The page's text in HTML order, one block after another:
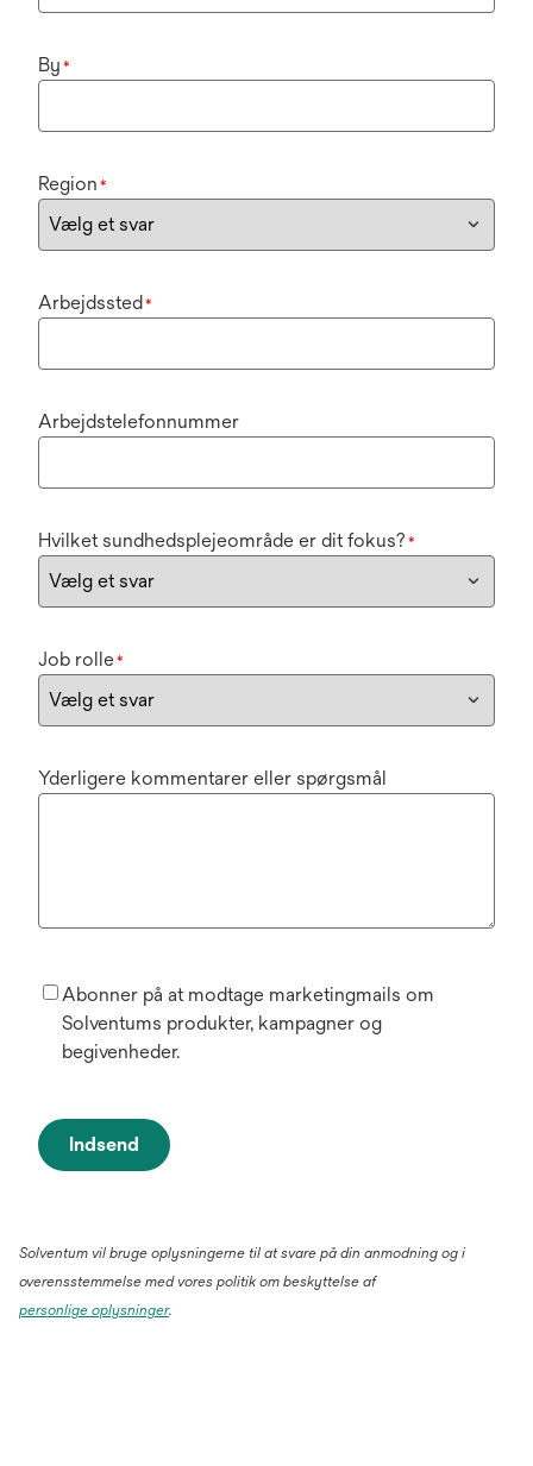
By *
Region *
Arbejdssted*
Arbejdstelefonnummer
Hvilket sundhedsplejeområde er dit fokus? *
Job rolle*
Yderligere kommentarer eller spørgsmål
Abonner på at modtage marketingmails om
Solventums produkter, kampagner og
begivenheder.
Indsend
Solventum vil bruge oplysningerne til at svare på din anmodning og i
overensstemmelse med vores politik om beskyttelse af
personlige oplysninger.